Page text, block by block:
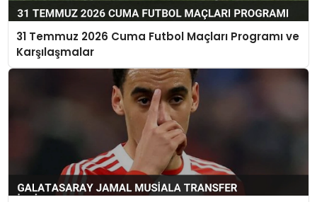
31 Temmuz 2026 Cuma Futbol Maçları Programı ve
Karşılaşmalar